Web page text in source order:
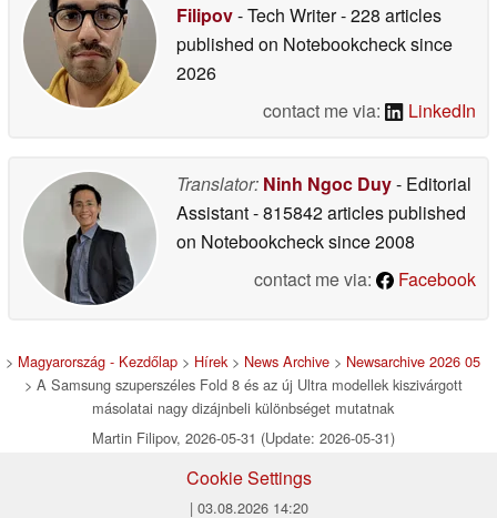
Filipov- Tech Writer- 228 articles
published on Notebookchecksince
2026
contact me via:
LinkedIn
Translator: Ninh Ngoc Duy- Editorial
Assistant- 815842 articles published
on Notebookchecksince 2008
contact me via:
Facebook
> Magyarország - Kezdőlap > Hírek > News Archive > Newsarchive 2026 05
> A Samsung szuperszéles Fold 8 és az új Ultra modellek kiszivárgott
másolatai nagy dizájnbeli különbséget mutatnak
Martin Filipov, 2026-05-31 (Update: 2026-05-31)
Cookie Settings
| 03.08.2026 14:20